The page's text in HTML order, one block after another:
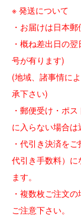
※ 発送について
・お届けは日本
・概ね差出日の
号が有ります)
(地域、諸事情に
承下さい)
・郵便受け・ポ
に入らない場合は
・代引き決済を
代引き手数料）
ます。
・複数枚ご注文
ご注意下さい。